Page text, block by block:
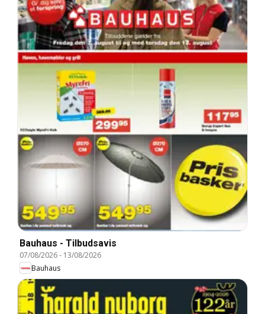
Bauhaus - Tilbudsavis
07/08/2026- 13/08/2026
Bauhaus